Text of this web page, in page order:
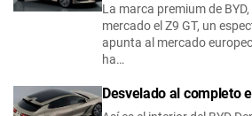
La marca premium de
mercado el Z9 GT, un
apunta al mercado
ha…
Desvelado al completo